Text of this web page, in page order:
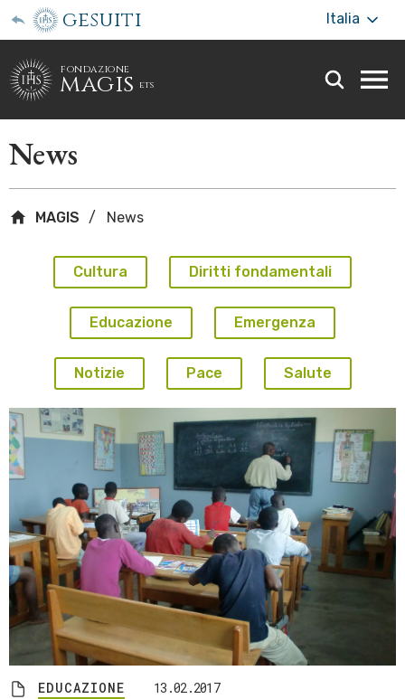
gesuiti Italia
fondazione
magis ets
News
MAGIS News
Cultura Diritti fondamentali
Educazione Emergenza
Notizie Pace Salute
EDUCAZIONE 13.02.2017